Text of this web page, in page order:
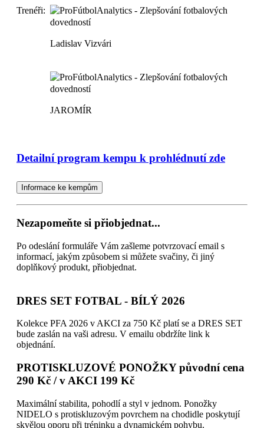
Trenéři:
Ladislav Vizvári
JAROMÍR
Detailní program kempu k prohlédnutí zde
Informace ke kempům
Nezapomeňte si přiobjednat...
Po odeslání formuláře Vám zašleme potvrzovací email s
informací, jakým způsobem si můžete svačiny, či jiný
doplňkový produkt, přiobjednat.
DRES SET FOTBAL - BÍLÝ 2026
Kolekce PFA 2026 v AKCI za 750 Kč platí se a DRES SET
bude zaslán na vaši adresu. V emailu obdržíte link k
objednání.
PROTISKLUZOVÉ PONOŽKY původní cena
290 Kč / v AKCI 199 Kč
Maximální stabilita, pohodlí a styl v jednom. Ponožky
NIDELO s protiskluzovým povrchem na chodidle poskytují
skvělou oporu při tréninku a dynamickém pohybu.